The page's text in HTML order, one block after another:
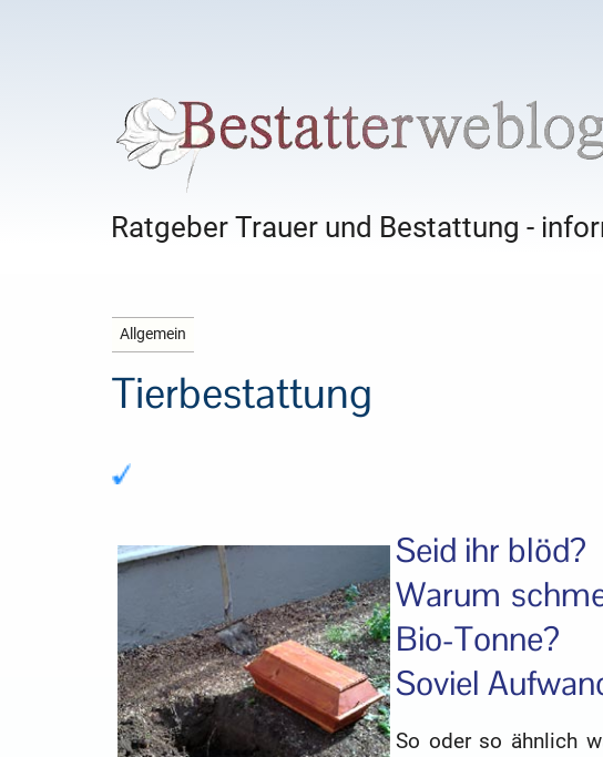
Ratgeber Trauer und Bestattung -
Allgemein
Tierbestattung
Seid ihr blöd?
Warum
Bio-Tonne?
Soviel
So oder so ähnlich